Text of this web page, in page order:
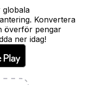
globala
Konvertera
överför pengar
ner idag!